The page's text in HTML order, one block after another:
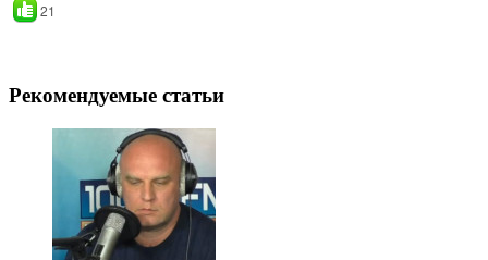
21
Рекомендуемые статьи